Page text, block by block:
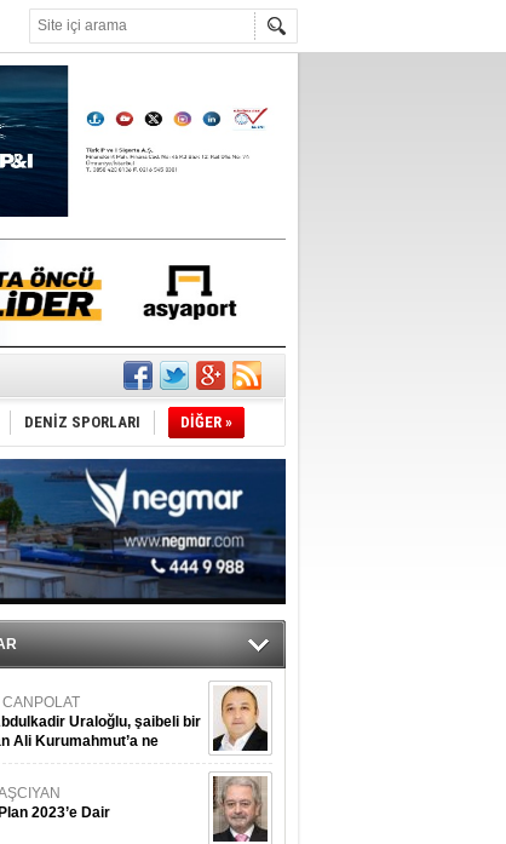
DENİZ SPORLARI DİĞER »
Uraloğlu, şaibeli bir
Ali Kurumahmut’a ne
2023’e Dair